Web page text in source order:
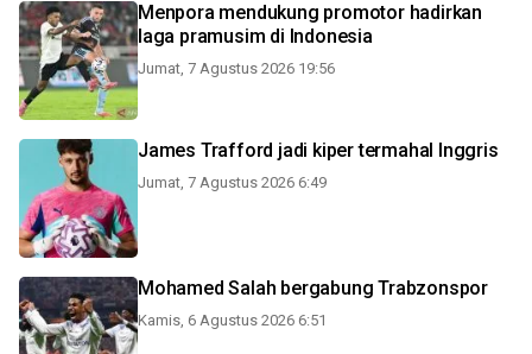
Menpora mendukung promotor hadirkan
laga pramusim di Indonesia
Jumat, 7 Agustus 2026 19:56
James Trafford jadi kiper termahal Inggris
Jumat, 7 Agustus 2026 6:49
Mohamed Salah bergabung Trabzonspor
Kamis, 6 Agustus 2026 6:51